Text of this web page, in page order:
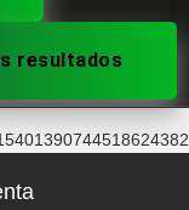
resultados